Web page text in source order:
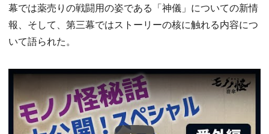
幕では薬売りの戦闘用の姿である「神儀」についての新情
報、そして、第三幕ではストーリーの核に触れる内容につ
いて語られた。